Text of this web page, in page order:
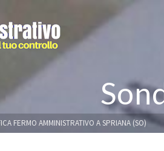
FERMO AMMINISTRATIVO A SPRIANA (SO)